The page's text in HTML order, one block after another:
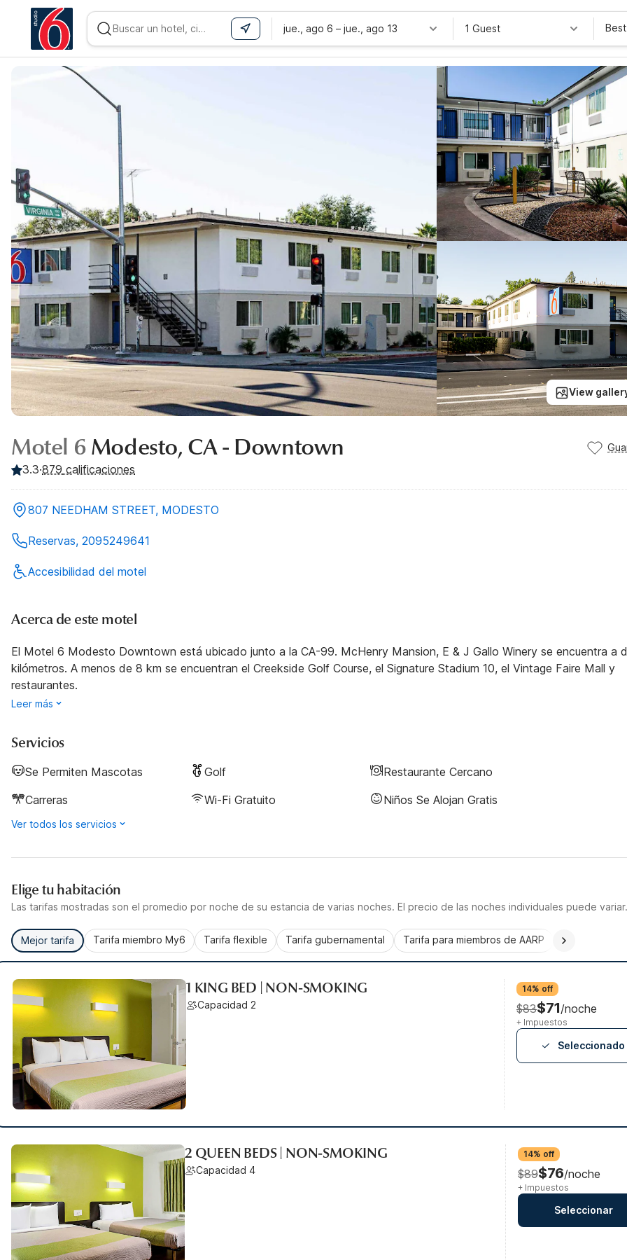
WIZARD MEMBER
jue., ago 6 – jue., ago 13 1 Guest
View
Motel 6 Modesto, CA - Downtown
3.3·879 calificaciones
807 NEEDHAM STREET, MODESTO
Reservas, 2095249641
Accesibilidad del motel
Acerca de este motel
El Motel 6 Modesto Downtown está ubicado junto a la CA-99. McHenry Mansion, E & J Gallo Winery se encuentra a
kilómetros. A menos de 8 km se encuentran el Creekside Golf Course, el Signature Stadium 10, el Vintage Faire Mall y
restaurantes.
Leer más
Servicios
Se Permiten Mascotas Golf
Restaurante Cercano
Carreras
Wi-Fi Gratuito Niños Se Alojan Gratis
Ver todos los servicios
Elige tu habitación
Las tarifas mostradas son el promedio por noche de su estancia de varias noches. El precio de las noches individuales puede variar.
Mejor tarifa Tarifa miembro My6 Tarifa flexible Tarifa gubernamental Tarifa para miembros de AARP
1 KING BED | NON-SMOKING
Capacidad 2
14% off
$83$71/noche
+ Impuestos
Seleccionado
2 QUEEN BEDS | NON-SMOKING
Capacidad 4
14% off
$89$76/noche
+ Impuestos
Seleccionar